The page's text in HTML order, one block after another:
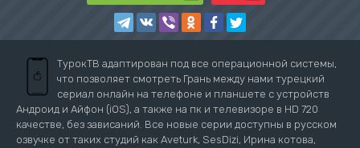
ТурокТВ адаптирован под все операционной системы,
что позволяет смотреть Грань между нами турецкий
сериал онлайн на телефоне и планшете с устройств
Андроид и Айфон (iOS), а также на пк и телевизоре в HD 720
качестве, без зависаний. Все новые серии доступны в русском
озвучке от таких студий как Aveturk, SesDizi, Ирина котова,